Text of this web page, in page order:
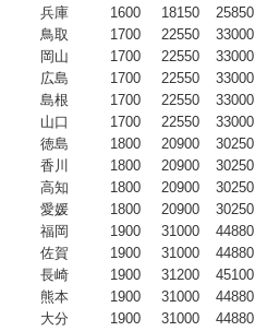
兵庫
1600 18150 25850
鳥取
1700 22550 33000
岡山
1700 22550 33000
広島
1700 22550 33000
島根
1700 22550 33000
山口
1700 22550 33000
徳島
1800 20900 30250
香川
1800 20900 30250
高知
1800 20900 30250
愛媛
1800 20900 30250
福岡
1900 31000 44880
佐賀
1900 31000 44880
長崎
1900 31200 45100
熊本
1900 31000 44880
大分
1900 31000 44880